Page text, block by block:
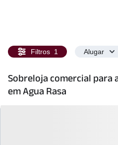
Filtros 1 Alugar
Sobreloja comercial para
em Agua Rasa